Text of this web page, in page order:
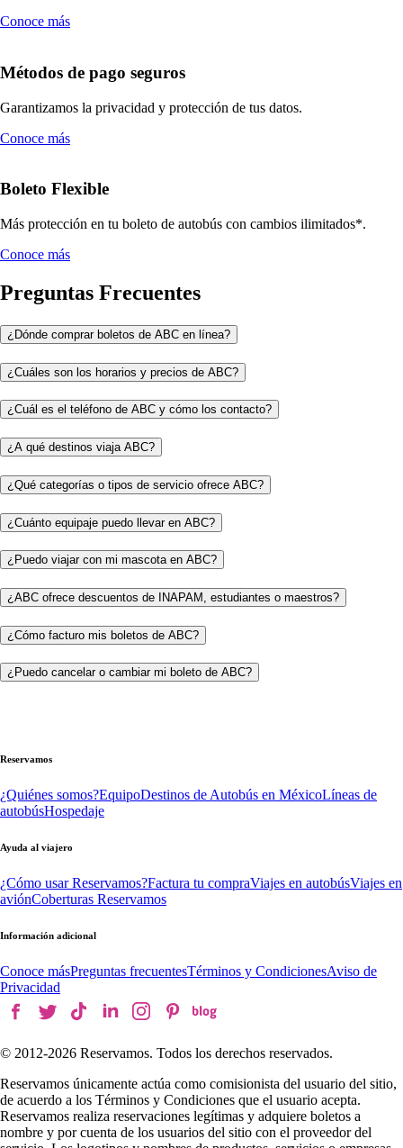
Conoce más
Métodos de pago seguros
Garantizamos la privacidad y protección de tus datos.
Conoce más
Boleto Flexible
Más protección en tu boleto de autobús con cambios ilimitados*.
Conoce más
Preguntas Frecuentes
¿Dónde comprar boletos de ABC en línea?
¿Cuáles son los horarios y precios de ABC?
¿Cuál es el teléfono de ABC y cómo los contacto?
¿A qué destinos viaja ABC?
¿Qué categorías o tipos de servicio ofrece ABC?
¿Cuánto equipaje puedo llevar en ABC?
¿Puedo viajar con mi mascota en ABC?
¿ABC ofrece descuentos de INAPAM, estudiantes o maestros?
¿Cómo facturo mis boletos de ABC?
¿Puedo cancelar o cambiar mi boleto de ABC?
Reservamos
¿Quiénes somos?EquipoDestinos de Autobús en MéxicoLíneas de
autobúsHospedaje
Ayuda al viajero
¿Cómo usar Reservamos?Factura tu compraViajes en autobúsViajes en
aviónCoberturas Reservamos
Información adicional
Conoce másPreguntas frecuentesTérminos y CondicionesAviso de
Privacidad
© 2012-2026 Reservamos. Todos los derechos reservados.
Reservamos únicamente actúa como comisionista del usuario del sitio,
de acuerdo a los Términos y Condiciones que el usuario acepta.
Reservamos realiza reservaciones legítimas y adquiere boletos a
nombre y por cuenta de los usuarios del sitio con el proveedor del